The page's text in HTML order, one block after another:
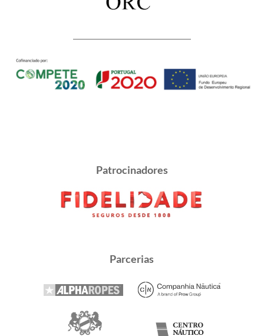
Patrocinadores
Parcerias